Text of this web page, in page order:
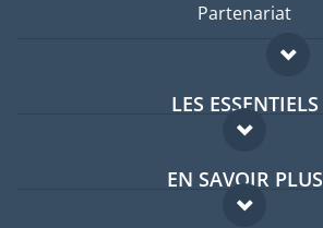
Partenariat
LES ESSENTIELS
Forum expatriés
Guides pays
EN SAVOIR PLUS
FAQ